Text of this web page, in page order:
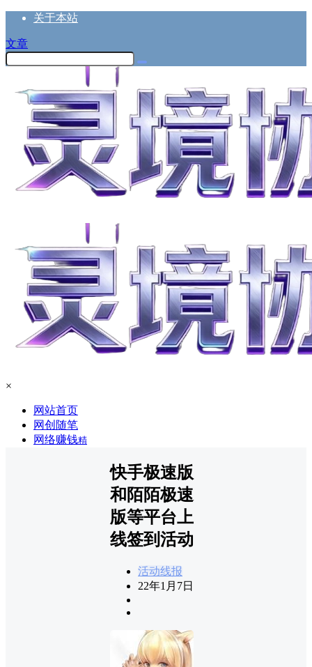
关于本站
文章
×
网站首页
网创随笔
网络赚钱精
快手极速版
和陌陌极速
版等平台上
线签到活动
活动线报
22年1月7日